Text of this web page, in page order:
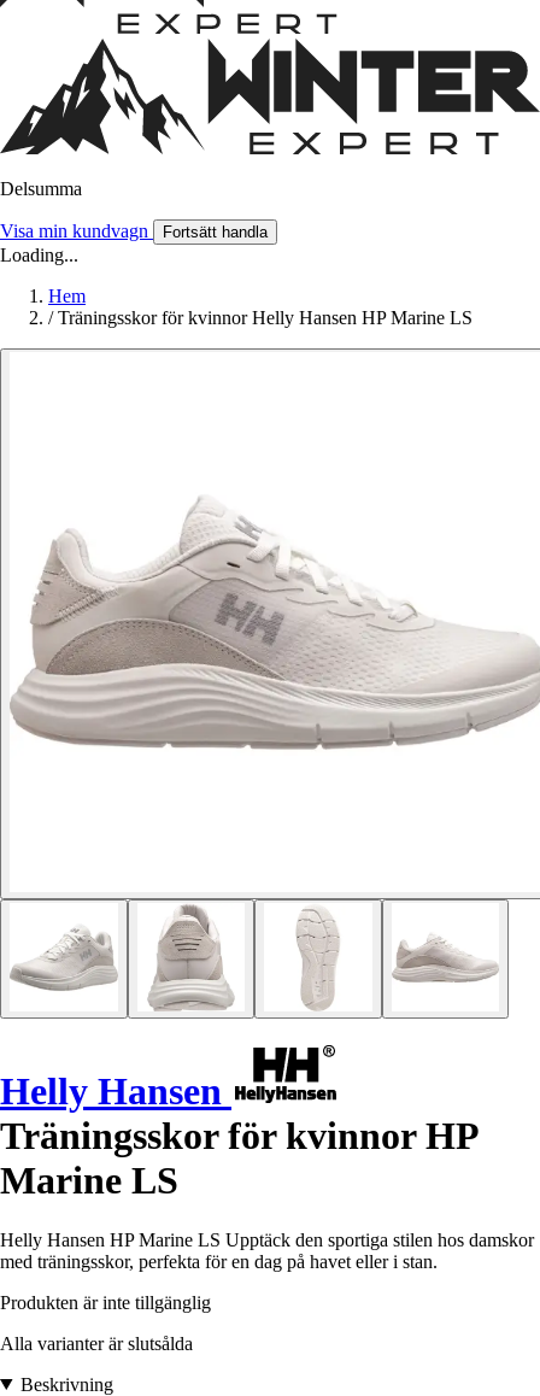
Delsumma
Visa min kundvagn Fortsätt handla
Loading...
Hem
/ Träningsskor för kvinnor Helly Hansen HP Marine LS
Helly Hansen
Träningsskor för kvinnor HP
Marine LS
Helly Hansen HP Marine LS Upptäck den sportiga stilen hos damskor
med träningsskor, perfekta för en dag på havet eller i stan.
Produkten är inte tillgänglig
Alla varianter är slutsålda
Beskrivning